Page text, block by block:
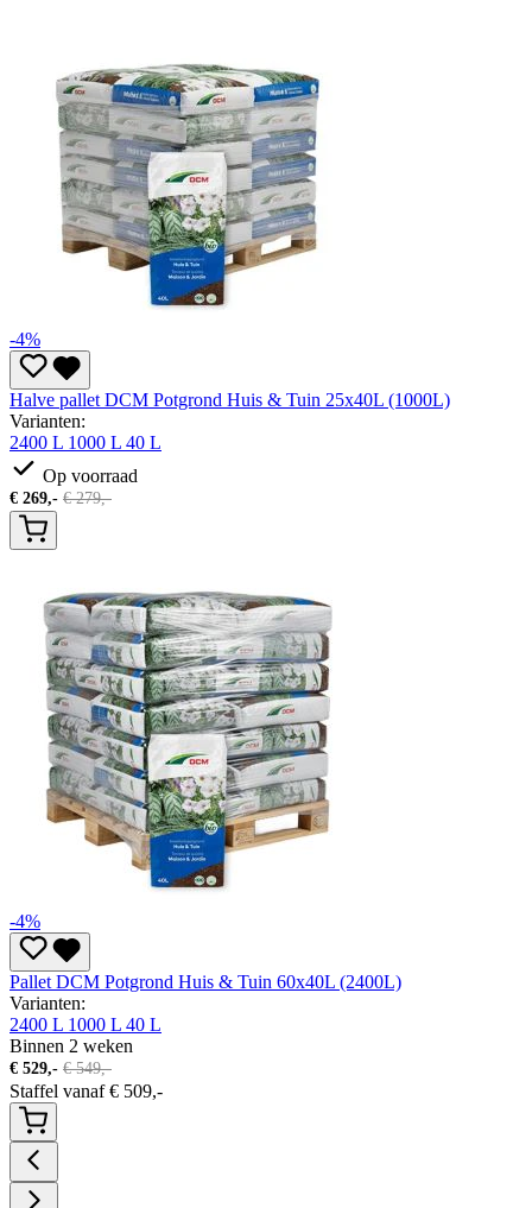
-4%
Halve pallet DCM Potgrond Huis & Tuin 25x40L (1000L)
Varianten:
2400 L 1000 L 40 L
Op voorraad
€ 269,- €279,-
-4%
Pallet DCM Potgrond Huis & Tuin 60x40L (2400L)
Varianten:
2400 L 1000 L 40 L
Binnen 2 weken
€ 529,- €549,-
Staffel vanaf€ 509,-